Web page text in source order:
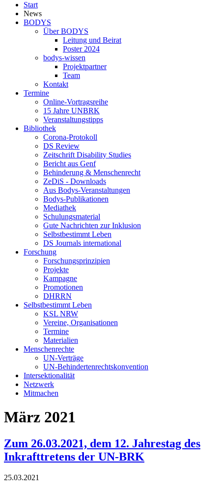
Start
News
BODYS
Über BODYS
Leitung und Beirat
Poster 2024
bodys-wissen
Projektpartner
Team
Kontakt
Termine
Online-Vortragsreihe
15 Jahre UNBRK
Veranstaltungstipps
Bibliothek
Corona-Protokoll
DS Review
Zeitschrift Disability Studies
Bericht aus Genf
Behinderung & Menschenrecht
ZeDiS - Downloads
Aus Bodys-Veranstaltungen
Bodys-Publikationen
Mediathek
Schulungsmaterial
Gute Nachrichten zur Inklusion
Selbstbestimmt Leben
DS Journals international
Forschung
Forschungsprinzipien
Projekte
Kampagne
Promotionen
DHRRN
Selbstbestimmt Leben
KSL NRW
Vereine, Organisationen
Termine
Materialien
Menschenrechte
UN-Verträge
UN-Behindertenrechtskonvention
Intersektionalität
Netzwerk
Mitmachen
März 2021
Zum 26.03.2021, dem 12. Jahrestag des
Inkrafttretens der UN-BRK
25.03.2021